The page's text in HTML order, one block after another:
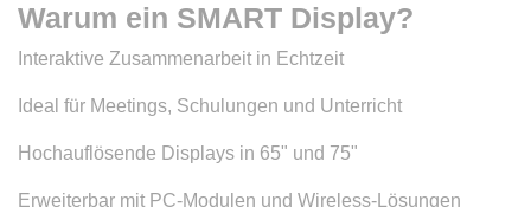
Warum ein SMART Display?
Interaktive Zusammenarbeit in Echtzeit
Ideal für Meetings, Schulungen und Unterricht
Hochauflösende Displays in 65" und 75"
Erweiterbar mit PC-Modulen und Wireless-Lösungen